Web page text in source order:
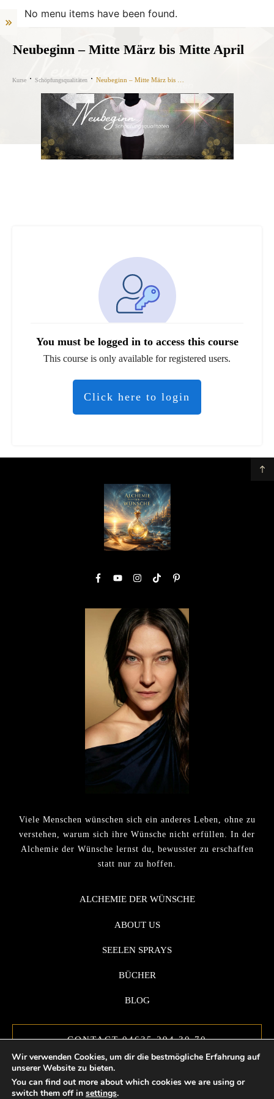
No menu items have been found.
Neubeginn – Mitte März bis Mitte April
Kurse Schöpfungsqualitäten
You must be logged in to access this course
This course is only available for registered users.
Click here to login
Viele Menschen wünschen sich ein anderes Leben, ohne zu
verstehen, warum sich ihre Wünsche nicht erfüllen. In der
Alchemie der Wünsche lernst du, bewusster zu erschaffen
statt nur zu hoffen.
ALCHEMIE DER WÜNSCHE
ABOUT US
SEELEN SPRAYS
BÜCHER
BLOG
CONTACT 04635 294 30 70
Wir verwenden Cookies, um dir die bestmögliche Erfahrung auf
unserer Website zu bieten.
You can find out more about which cookies we are using or
switch them off in settings.